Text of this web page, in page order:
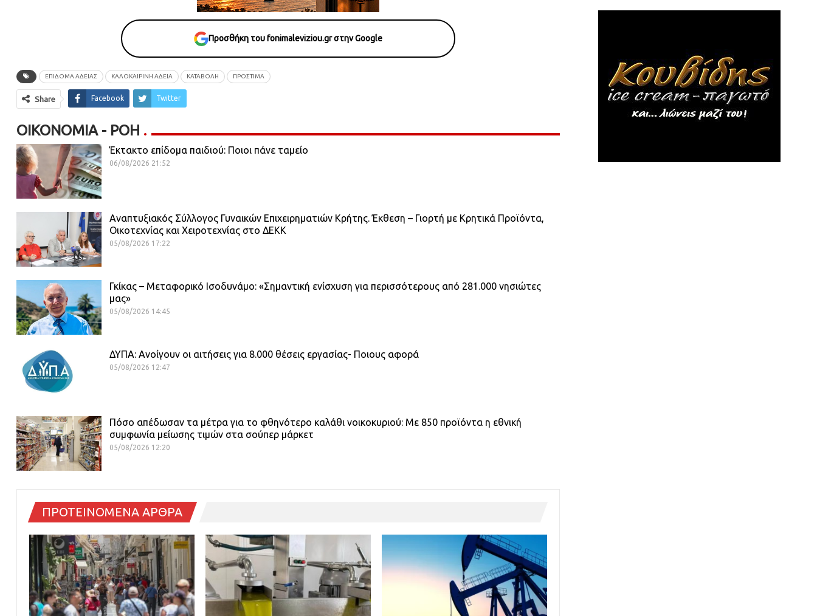
Προσθήκη του fonimaleviziou.gr στην Google
ΕΠΙΔΟΜΑ ΑΔΕΙΑΣ ΚΑΛΟΚΑΙΡΙΝΗ ΑΔΕΙΑ ΚΑΤΑΒΟΛΗ ΠΡΟΣΤΙΜΑ
Share Facebook Twitter
ΟΙΚΟΝΟΜΊΑ - ΡΟΗ
Έκτακτο επίδομα παιδιού: Ποιοι πάνε ταμείο
06/08/2026 21:52
Αναπτυξιακός Σύλλογος Γυναικών Επιχειρηματιών Κρήτης. Έκθεση – Γιορτή με Κρητικά Προϊόντα,
Οικοτεχνίας και Χειροτεχνίας στο ΔΕΚΚ
05/08/2026 17:22
Γκίκας – Μεταφορικό Ισοδυνάμο: «Σημαντική ενίσχυση για περισσότερους από 281.000 νησιώτες
μας»
05/08/2026 14:45
ΔΥΠΑ: Ανοίγουν οι αιτήσεις για 8.000 θέσεις εργασίας- Ποιους αφορά
05/08/2026 12:47
Πόσο απέδωσαν τα μέτρα για το φθηνότερο καλάθι νοικοκυριού: Με 850 προϊόντα η εθνική
συμφωνία μείωσης τιμών στα σούπερ μάρκετ
05/08/2026 12:20
ΠΡΟΤΕΙΝΟΜΕΝΑ ΑΡΘΡΑ